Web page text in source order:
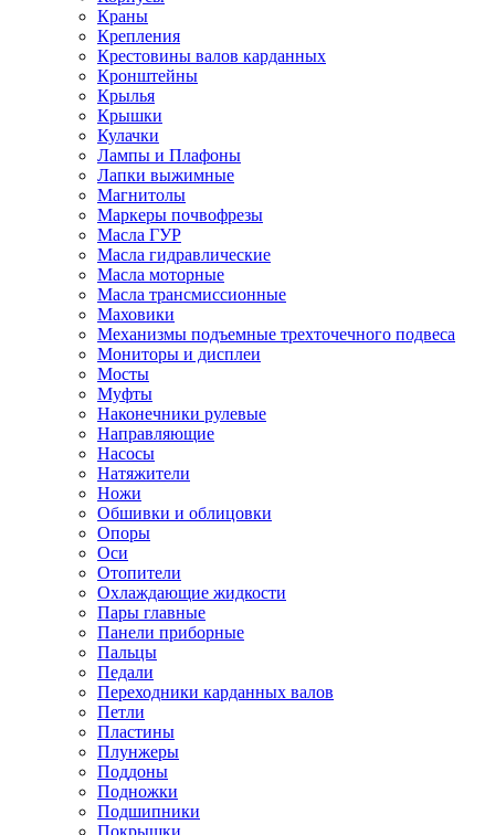
Краны
Крепления
Крестовины валов карданных
Кронштейны
Крылья
Крышки
Кулачки
Лампы и Плафоны
Лапки выжимные
Магнитолы
Маркеры почвофрезы
Масла ГУР
Масла гидравлические
Масла моторные
Масла трансмиссионные
Маховики
Механизмы подъемные трехточечного подвеса
Мониторы и дисплеи
Мосты
Муфты
Наконечники рулевые
Направляющие
Насосы
Натяжители
Ножи
Обшивки и облицовки
Опоры
Оси
Отопители
Охлаждающие жидкости
Пары главные
Панели приборные
Пальцы
Педали
Переходники карданных валов
Петли
Пластины
Плунжеры
Поддоны
Подножки
Подшипники
Покрышки